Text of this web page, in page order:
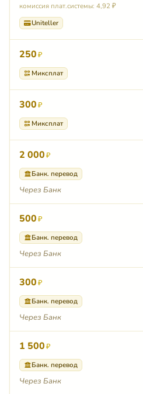
комиссия плат.системы: 4,92 ₽
Uniteller
250₽
Миксплат
300₽
Миксплат
2 000₽
Банк. перевод
Через Банк
500₽
Банк. перевод
Через Банк
300₽
Банк. перевод
Через Банк
1 500₽
Банк. перевод
Через Банк